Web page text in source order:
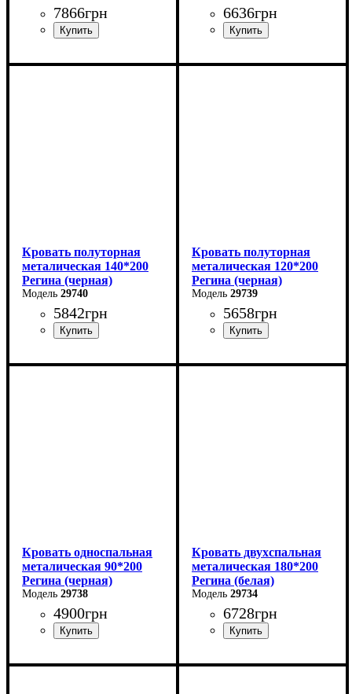
7866грн
Ширина: 90 см
6636грн
Ширина: 180 см
Кровать полуторная
металическая 140*200
Регина (черная)
29740
5842грн
Ширина: 140 см
Кровать полуторная
металическая 120*200
Регина (черная)
29739
5658грн
Ширина: 120 см
Кровать односпальная
металическая 90*200
Регина (черная)
29738
4900грн
Ширина: 90 см
Кровать двухспальная
металическая 180*200
Регина (белая)
29734
6728грн
Ширина: 180 см